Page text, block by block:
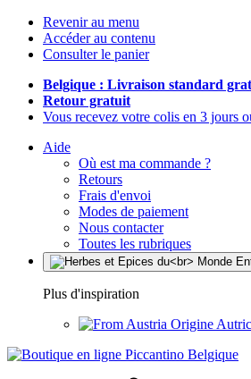
Revenir au menu
Accéder au contenu
Consulter le panier
Belgique : Livraison standard
Retour gratuit
Vous recevez votre colis en 3 jours
Aide
Où est ma commande ?
Retours
Frais d'envoi
Modes de paiement
Nous contacter
Toutes les rubriques
Plus d'inspiration
Origine